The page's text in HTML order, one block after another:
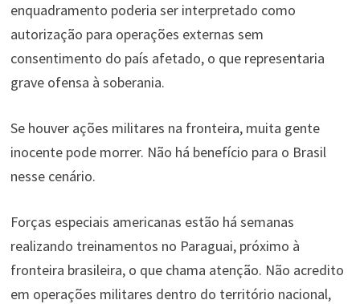
enquadramento poderia ser interpretado como
autorização para operações externas sem
consentimento do país afetado, o que representaria
grave ofensa à soberania.
Se houver ações militares na fronteira, muita gente
inocente pode morrer. Não há benefício para o Brasil
nesse cenário.
Forças especiais americanas estão há semanas
realizando treinamentos no Paraguai, próximo à
fronteira brasileira, o que chama atenção. Não acredito
em operações militares dentro do território nacional,